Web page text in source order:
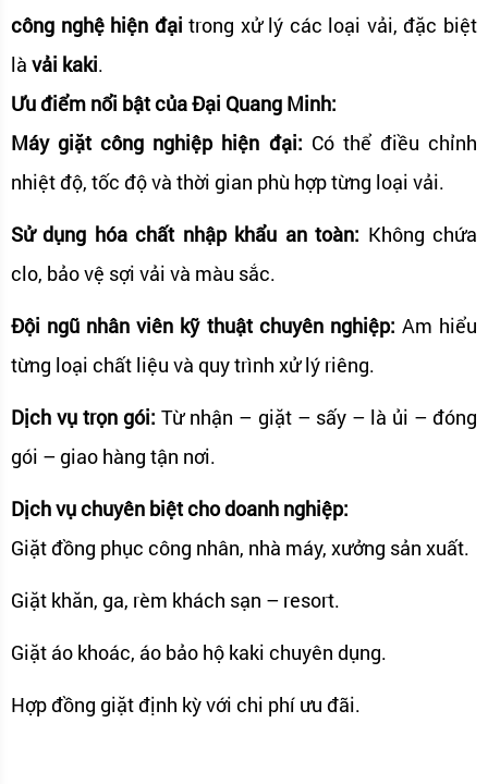
công nghệ hiện đại trong xử lý các loại vải, đặc biệt
là vải kaki.
Ưu điểm nổi bật của Đại Quang Minh:
Máy giặt công nghiệp hiện đại: Có thể điều chỉnh
nhiệt độ, tốc độ và thời gian phù hợp từng loại vải.
Sử dụng hóa chất nhập khẩu an toàn: Không chứa
clo, bảo vệ sợi vải và màu sắc.
Đội ngũ nhân viên kỹ thuật chuyên nghiệp: Am hiểu
từng loại chất liệu và quy trình xử lý riêng.
Dịch vụ trọn gói: Từ nhận – giặt – sấy – là ủi – đóng
gói – giao hàng tận nơi.
Dịch vụ chuyên biệt cho doanh nghiệp:
Giặt đồng phục công nhân, nhà máy, xưởng sản xuất.
Giặt khăn, ga, rèm khách sạn – resort.
Giặt áo khoác, áo bảo hộ kaki chuyên dụng.
Hợp đồng giặt định kỳ với chi phí ưu đãi.